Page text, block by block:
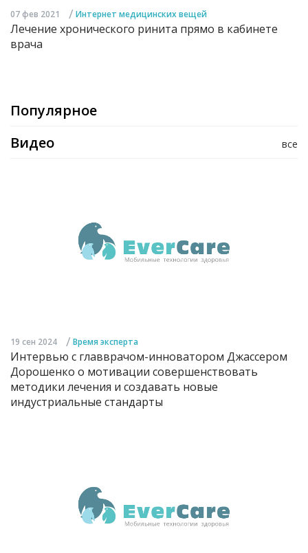
07 фев 2021 / Интернет медицинских вещей
Лечение хронического ринита прямо в кабинете
врача
Популярное
все
Видео
19 сен 2024 / Время эксперта
Интервью с главврачом-инноватором Джассером
Дорошенко о мотивации совершенствовать
методики лечения и создавать новые
индустриальные стандарты